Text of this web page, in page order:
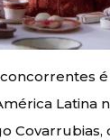
Latina